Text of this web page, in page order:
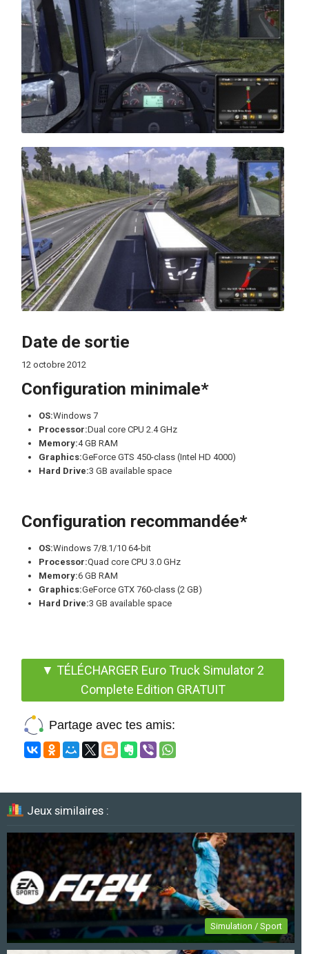
Date de sortie
12 octobre 2012
Configuration minimale*
OS:Windows 7
Processor:Dual core CPU 2.4 GHz
Memory:4 GB RAM
Graphics:GeForce GTS 450-class (Intel HD 4000)
Hard Drive:3 GB available space
Configuration recommandée*
OS:Windows 7/8.1/10 64-bit
Processor:Quad core CPU 3.0 GHz
Memory:6 GB RAM
Graphics:GeForce GTX 760-class (2 GB)
Hard Drive:3 GB available space
▼ TÉLÉCHARGER Euro Truck Simulator 2
Complete Edition GRATUIT
Partage avec tes amis:
Jeux similaires :
Simulation / Sport